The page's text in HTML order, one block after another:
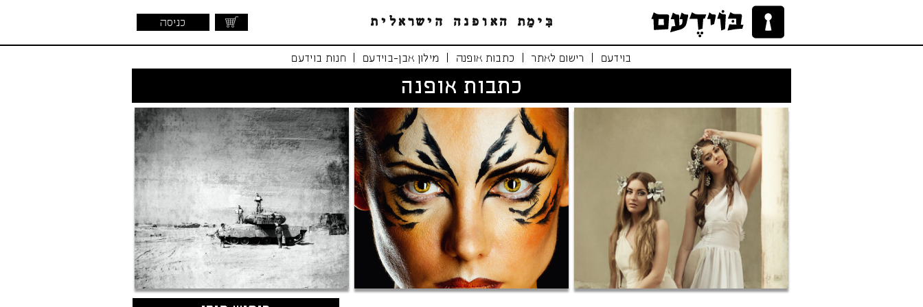
כניסה
בוידעם רישום לאתר כתבות אופנה מילון אבן-בוידעם חנות בוידעם
כתבות אופנה